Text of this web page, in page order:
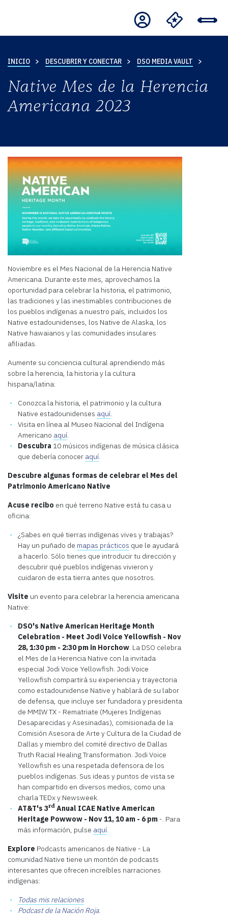
INICIO DESCUBRIR Y CONECTAR DSO MEDIA VAULT
Native Mes de la Herencia
Americana 2023
Noviembre es el Mes Nacional de la Herencia Native
Americana. Durante este mes, aprovechamos la
oportunidad para celebrar la historia, el patrimonio,
las tradiciones y las inestimables contribuciones de
los pueblos indígenas a nuestro país, incluidos los
Native estadounidenses, los Native de Alaska, los
Native hawaianos y las comunidades insulares
afiliadas.
Aumente su conciencia cultural aprendiendo más
sobre la herencia, la historia y la cultura
hispana/latina:
Conozca la historia, el patrimonio y la cultura
Native estadounidenses aquí.
Visita en línea al Museo Nacional del Indígena
Americano aquí.
Descubra 10 músicos indígenas de música clásica
que debería conocer aquí.
Descubre algunas formas de celebrar el Mes del
Patrimonio Americano Native
Acuse recibo en qué terreno Native está tu casa u
oficina:
¿Sabes en qué tierras indígenas vives y trabajas?
Hay un puñado de mapas prácticos que le ayudará
a hacerlo. Sólo tienes que introducir tu dirección y
descubrir qué pueblos indígenas vivieron y
cuidaron de esta tierra antes que nosotros.
Visite un evento para celebrar la herencia americana
Native:
DSO's Native American Heritage Month
Celebration - Meet Jodi Voice Yellowfish - Nov
28, 1:30 pm - 2:30 pm in Horchow. La DSO celebra
el Mes de la Herencia Native con la invitada
especial Jodi Voice Yellowfish. Jodi Voice
Yellowfish compartirá su experiencia y trayectoria
como estadounidense Native y hablará de su labor
de defensa, que incluye ser fundadora y presidenta
de MMIW TX - Rematriate (Mujeres Indígenas
Desaparecidas y Asesinadas), comisionada de la
Comisión Asesora de Arte y Cultura de la Ciudad de
Dallas y miembro del comité directivo de Dallas
Truth Racial Healing Transformation. Jodi Voice
Yellowfish es una respetada defensora de los
pueblos indígenas. Sus ideas y puntos de vista se
han compartido en diversos medios, como una
charla TEDx y Newsweek.
AT&T's 3rd Anual ICAE Native American
Heritage Powwow - Nov 11, 10 am - 6 pm -. Para
más información, pulse aquí.
Explore Podcasts americanos de Native - La
comunidad Native tiene un montón de podcasts
interesantes que ofrecen increíbles narraciones
indígenas:
Todas mis relaciones
Podcast de la Nación Roja.